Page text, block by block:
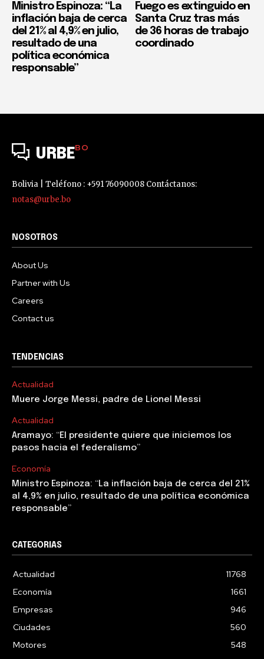
Ministro Espinoza: “La
inflación baja de cerca
del 21% al 4,9% en julio,
resultado de una
política económica
responsable”
Fuego es extinguido en
Santa Cruz tras más
de 36 horas de trabajo
coordinado
URBEBO
Bolivia | Teléfono : +591 76090008 Contáctanos:
notas@urbe.bo
NOSOTROS
About Us
Partner with Us
Careers
Contact us
TENDENCIAS
Actualidad
Muere Jorge Messi, padre de Lionel Messi
Actualidad
Aramayo: “El presidente quiere que iniciemos los
pasos hacia el federalismo”
Economía
Ministro Espinoza: “La inflación baja de cerca del 21%
al 4,9% en julio, resultado de una política económica
responsable”
CATEGORIAS
Actualidad
11768
Economía
1661
Empresas
946
Ciudades
560
Motores
548